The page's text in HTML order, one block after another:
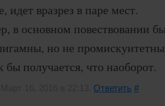
идет вразрез в паре мест.
в основном повествовании
но не
бы получается, что наоборот.
Ответить #